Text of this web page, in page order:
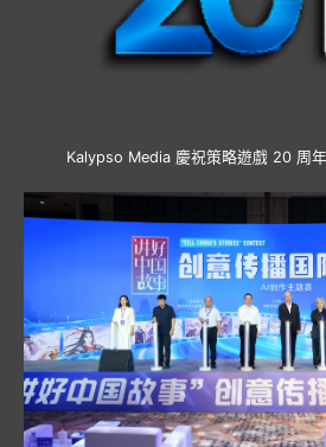
Kalypso Media 慶祝策略遊戲 20 周